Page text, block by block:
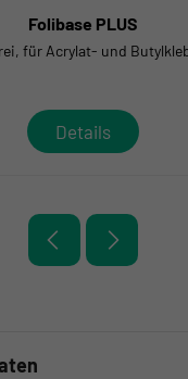
Folibase PLUS
für Acrylat- und
Details